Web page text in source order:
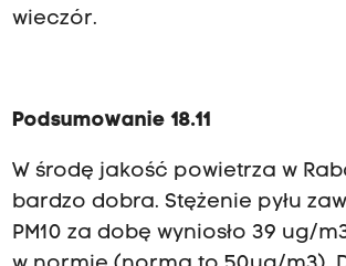
wieczór.
Podsumowanie 18.11
W środę jakość powietrza w
bardzo dobra. Stężenie pyłu
PM10 za dobę wyniosło 39 ug/